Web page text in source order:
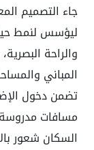
جاء التصميم
ليؤسس لنمط
والراحة
المباني
تضمن دخول
مسافات مدروسة
السكان شعور